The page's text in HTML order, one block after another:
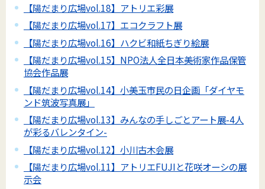
【陽だまり広場vol.18】アトリエ彩展
【陽だまり広場vol.17】エコクラフト展
【陽だまり広場vol.16】ハクビ和紙ちぎり絵展
【陽だまり広場vol.15】NPO法人全日本美術家作品保管
協会作品展
【陽だまり広場vol.14】小美玉市民の日企画「ダイヤモ
ンド筑波写真展」
【陽だまり広場vol.13】みんなの手しごとアート展-4人
が彩るバレンタイン-
【陽だまり広場vol.12】小川古木会展
【陽だまり広場vol.11】アトリエFUJIと花咲オーシの展
示会